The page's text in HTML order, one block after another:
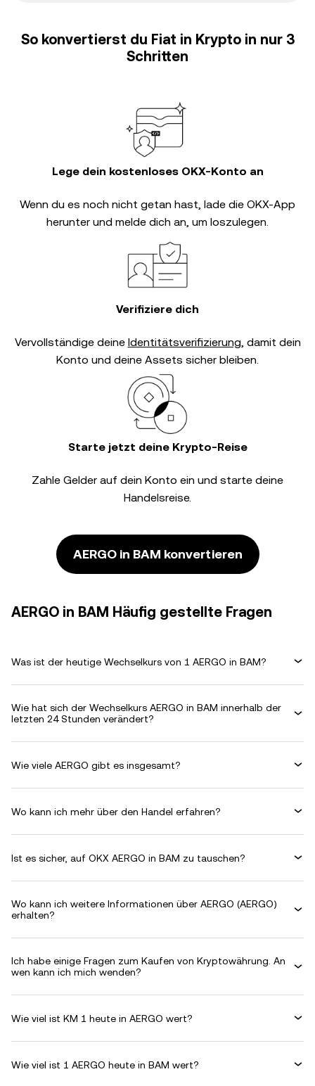
So konvertierst du Fiat in Krypto in nur 3
Schritten
Lege dein kostenloses OKX-Konto an
Wenn du es noch nicht getan hast, lade die OKX-App
herunter und melde dich an, um loszulegen.
Verifiziere dich
Vervollständige deine Identitätsverifizierung, damit dein
Konto und deine Assets sicher bleiben.
Starte jetzt deine Krypto-Reise
Zahle Gelder auf dein Konto ein und starte deine
Handelsreise.
AERGO in BAM konvertieren
AERGO in BAM Häufig gestellte Fragen
Was ist der heutige Wechselkurs von 1 AERGO in BAM?
Wie hat sich der Wechselkurs AERGO in BAM innerhalb der
letzten 24 Stunden verändert?
Wie viele AERGO gibt es insgesamt?
Wo kann ich mehr über den Handel erfahren?
Ist es sicher, auf OKX AERGO in BAM zu tauschen?
Wo kann ich weitere Informationen über AERGO (AERGO)
erhalten?
Ich habe einige Fragen zum Kaufen von Kryptowährung. An
wen kann ich mich wenden?
Wie viel ist KM 1 heute in AERGO wert?
Wie viel ist 1 AERGO heute in BAM wert?